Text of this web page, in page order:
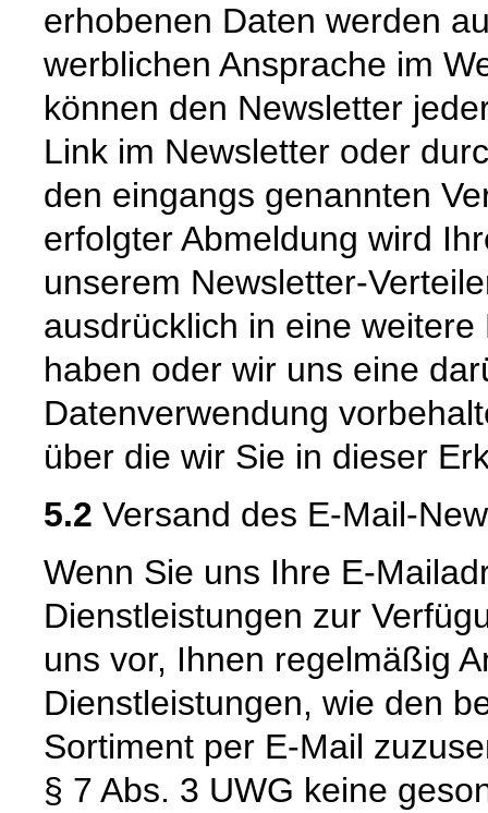
erhobenen Daten werden
werblichen Ansprache im
können den Newsletter
Link im Newsletter oder
den eingangs genannten
erfolgter Abmeldung wird
unserem Newsletter-
ausdrücklich in eine
haben oder wir uns eine
Datenverwendung
über die wir Sie in dieser
5.2 Versand des E-Mail-
Wenn Sie uns Ihre E-
Dienstleistungen zur
uns vor, Ihnen regelmäßig
Dienstleistungen, wie den
Sortiment per E-Mail
§ 7 Abs. 3 UWG keine